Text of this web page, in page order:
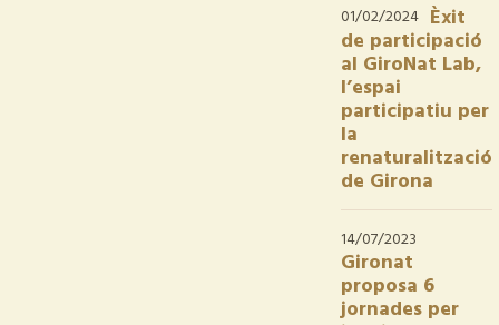
01/02/2024 Èxit
de participació
al GiroNat Lab,
l’espai
participatiu per
la
renaturalització
de Girona
14/07/2023
Gironat
proposa 6
jornades per